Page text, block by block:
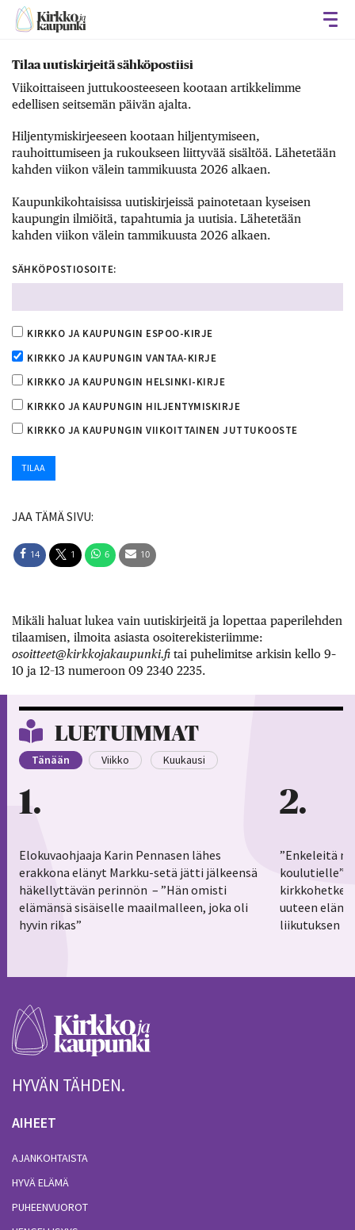
Tilaa uutiskirjeitä sähköpostiisi
Viikoittaiseen juttukoosteeseen kootaan artikkelimme
edellisen seitsemän päivän ajalta.
Hiljentymiskirjeeseen kootaan hiljentymiseen,
rauhoittumiseen ja rukoukseen liittyvää sisältöä. Lähetetään
kahden viikon välein tammikuusta 2026 alkaen.
Kaupunkikohtaisissa uutiskirjeissä painotetaan kyseisen
kaupungin ilmiöitä, tapahtumia ja uutisia. Lähetetään
kahden viikon välein tammikuusta 2026 alkaen.
SÄHKÖPOSTIOSOITE:
KIRKKO JA KAUPUNGIN ESPOO-KIRJE
KIRKKO JA KAUPUNGIN VANTAA-KIRJE
KIRKKO JA KAUPUNGIN HELSINKI-KIRJE
KIRKKO JA KAUPUNGIN HILJENTYMISKIRJE
KIRKKO JA KAUPUNGIN VIIKOITTAINEN JUTTUKOOSTE
JAA TÄMÄ SIVU:
14 1 6 10
Mikäli haluat lukea vain uutiskirjeitä ja lopettaa paperilehden
tilaamisen, ilmoita asiasta osoiterekisteriimme:
osoitteet@kirkkojakaupunki.fi tai puhelimitse arkisin kello 9–
10 ja 12–13 numeroon 09 2340 2235.
LUETUIMMAT
Tänään Viikko Kuukausi
1
Elokuvaohjaaja Karin Pennasen lähes
erakkona elänyt Markku-setä jätti jälkeensä
häkellyttävän perinnön – ”Hän omisti
elämänsä sisäiselle maailmalleen, joka oli
hyvin rikas”
2
”Enkeleitä
koulutielle”–
uuteen
liikutuksen
HYVÄN TÄHDEN.
AIHEET
AJANKOHTAISTA
HYVÄ ELÄMÄ
PUHEENVUOROT